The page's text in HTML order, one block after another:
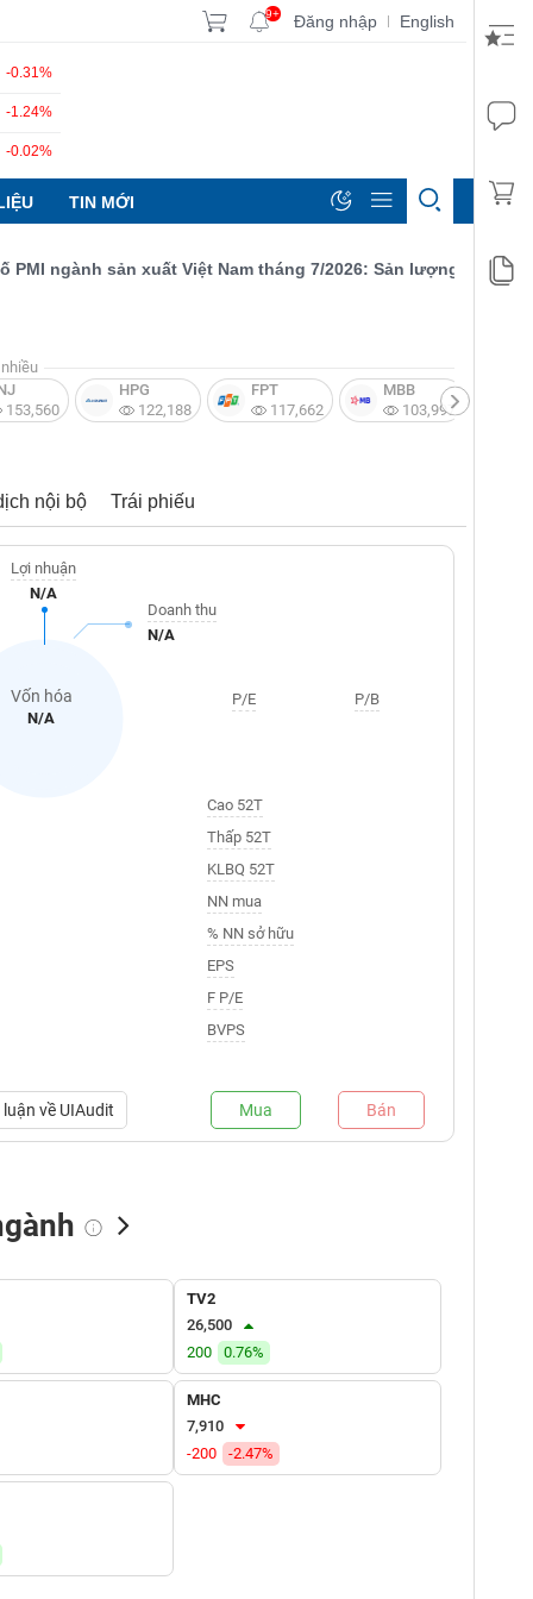
9+ Đăng nhập | English
-0.31%
-1.24%
-0.02%
TIN MỚI
ngành sản xuất Việt Nam tháng 7/2026: Sản lượng, số lượng
153,560
HPG
122,188
FPT
117,662
MBB
103,997
nội bộ Trái phiếu
Vốn hóa
N/A
Lợi nhuận
N/A
Doanh thu
N/A
P/E P/B
Cao 52T
Thấp 52T
KLBQ 52T
NN mua
% NN sở hữu
EPS
F P/E
BVPS
về UIAudit Mua Bán
Tự doanh mua
TV2
26,500
200
0.76%
MHC
7,910
-200
-2.47%